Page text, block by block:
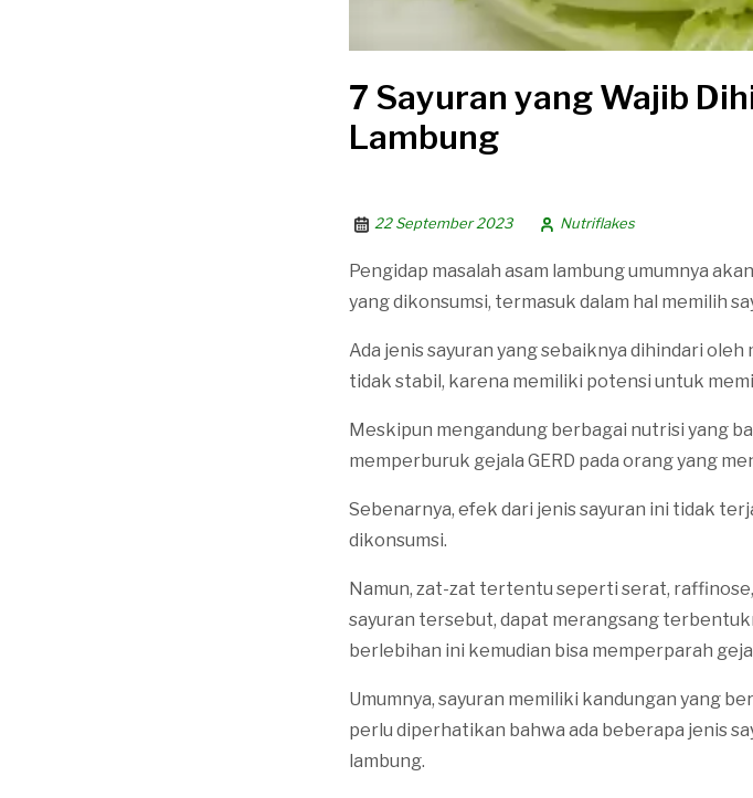
7 Sayuran yang Wajib
Lambung
22 September 2023 Nutriflakes
Pengidap masalah asam lambung umumnya
yang dikonsumsi, termasuk dalam hal memilih
Ada jenis sayuran yang sebaiknya dihindari
tidak stabil, karena memiliki potensi untuk
Meskipun mengandung berbagai nutrisi yang
memperburuk gejala GERD pada orang yang
Sebenarnya, efek dari jenis sayuran ini tidak
dikonsumsi.
Namun, zat-zat tertentu seperti serat,
sayuran tersebut, dapat merangsang
berlebihan ini kemudian bisa memperparah
Umumnya, sayuran memiliki kandungan yang
perlu diperhatikan bahwa ada beberapa jenis
lambung.